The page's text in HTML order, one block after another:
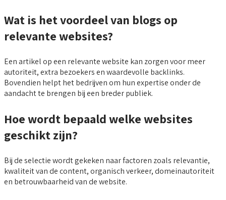
Wat is het voordeel van blogs op
relevante websites?
Een artikel op een relevante website kan zorgen voor meer
autoriteit, extra bezoekers en waardevolle backlinks.
Bovendien helpt het bedrijven om hun expertise onder de
aandacht te brengen bij een breder publiek.
Hoe wordt bepaald welke websites
geschikt zijn?
Bij de selectie wordt gekeken naar factoren zoals relevantie,
kwaliteit van de content, organisch verkeer, domeinautoriteit
en betrouwbaarheid van de website.